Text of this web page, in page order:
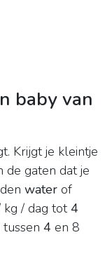
baby van
Krijgt je kleintje
de gaten dat je
water of
/ dag tot4
4 en 8